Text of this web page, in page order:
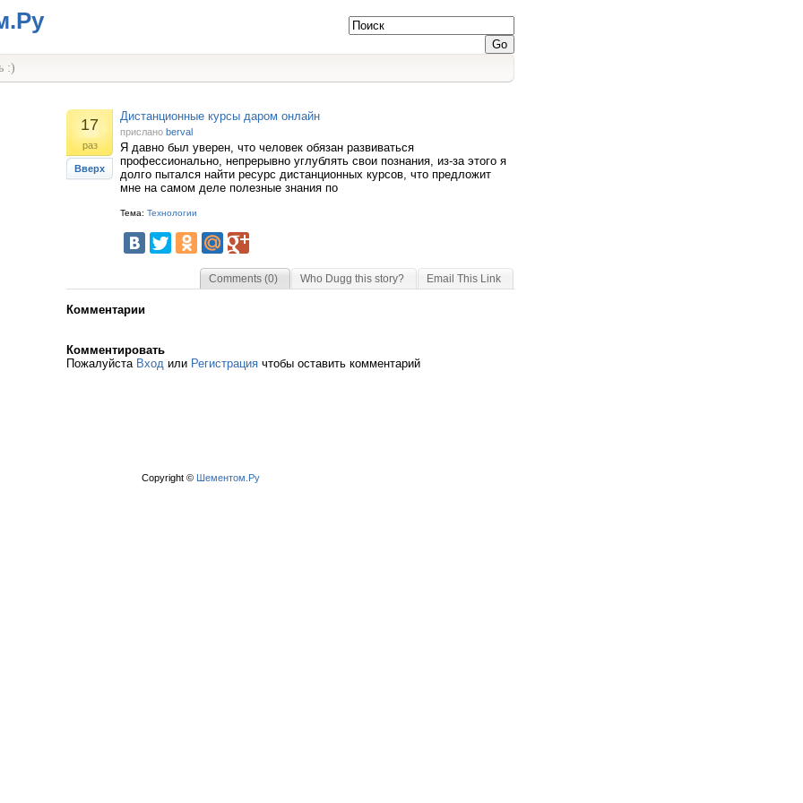
:)
17
раз
Вверх
Дистанционные курсы даром онлайн
прислано berval
Я давно был уверен, что человек обязан развиваться
профессионально, непрерывно углублять свои познания, из-за этого я
долго пытался найти ресурс дистанционных курсов, что предложит
мне на самом деле полезные знания по
Тема: Технологии
Comments (0) Who Dugg this story? Email This Link
Комментарии
Комментировать
Пожалуйста Вход или Регистрация чтобы оставить комментарий
Copyright © Шементом.Ру